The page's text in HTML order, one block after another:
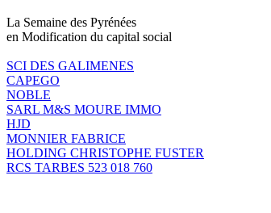
La Semaine des Pyrénées
en Modification du capital social
SCI DES GALIMENES
CAPEGO
NOBLE
SARL M&S MOURE IMMO
HJD
MONNIER FABRICE
HOLDING CHRISTOPHE FUSTER
RCS TARBES 523 018 760